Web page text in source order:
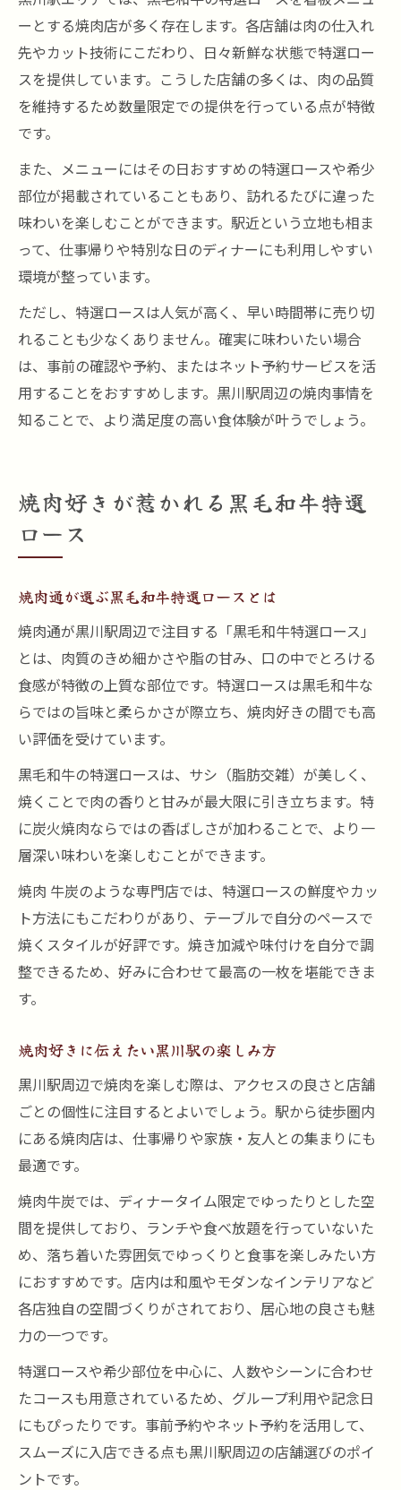
ーとする焼肉店が多く存在します。各店舗は肉の仕入れ
先やカット技術にこだわり、日々新鮮な状態で特選ロー
スを提供しています。こうした店舗の多くは、肉の品質
を維持するため数量限定での提供を行っている点が特徴
です。
また、メニューにはその日おすすめの特選ロースや希少
部位が掲載されていることもあり、訪れるたびに違った
味わいを楽しむことができます。駅近という立地も相ま
って、仕事帰りや特別な日のディナーにも利用しやすい
環境が整っています。
ただし、特選ロースは人気が高く、早い時間帯に売り切
れることも少なくありません。確実に味わいたい場合
は、事前の確認や予約、またはネット予約サービスを活
用することをおすすめします。黒川駅周辺の焼肉事情を
知ることで、より満足度の高い食体験が叶うでしょう。
焼肉好きが惹かれる黒毛和牛特選
ロース
焼肉通が選ぶ黒毛和牛特選ロースとは
焼肉通が黒川駅周辺で注目する「黒毛和牛特選ロース」
とは、肉質のきめ細かさや脂の甘み、口の中でとろける
食感が特徴の上質な部位です。特選ロースは黒毛和牛な
らではの旨味と柔らかさが際立ち、焼肉好きの間でも高
い評価を受けています。
黒毛和牛の特選ロースは、サシ（脂肪交雑）が美しく、
焼くことで肉の香りと甘みが最大限に引き立ちます。特
に炭火焼肉ならではの香ばしさが加わることで、より一
層深い味わいを楽しむことができます。
焼肉 牛炭のような専門店では、特選ロースの鮮度やカッ
ト方法にもこだわりがあり、テーブルで自分のペースで
焼くスタイルが好評です。焼き加減や味付けを自分で調
整できるため、好みに合わせて最高の一枚を堪能できま
す。
焼肉好きに伝えたい黒川駅の楽しみ方
黒川駅周辺で焼肉を楽しむ際は、アクセスの良さと店舗
ごとの個性に注目するとよいでしょう。駅から徒歩圏内
にある焼肉店は、仕事帰りや家族・友人との集まりにも
最適です。
焼肉牛炭では、ディナータイム限定でゆったりとした空
間を提供しており、ランチや食べ放題を行っていないた
め、落ち着いた雰囲気でゆっくりと食事を楽しみたい方
におすすめです。店内は和風やモダンなインテリアなど
各店独自の空間づくりがされており、居心地の良さも魅
力の一つです。
特選ロースや希少部位を中心に、人数やシーンに合わせ
たコースも用意されているため、グループ利用や記念日
にもぴったりです。事前予約やネット予約を活用して、
スムーズに入店できる点も黒川駅周辺の店舗選びのポイ
ントです。